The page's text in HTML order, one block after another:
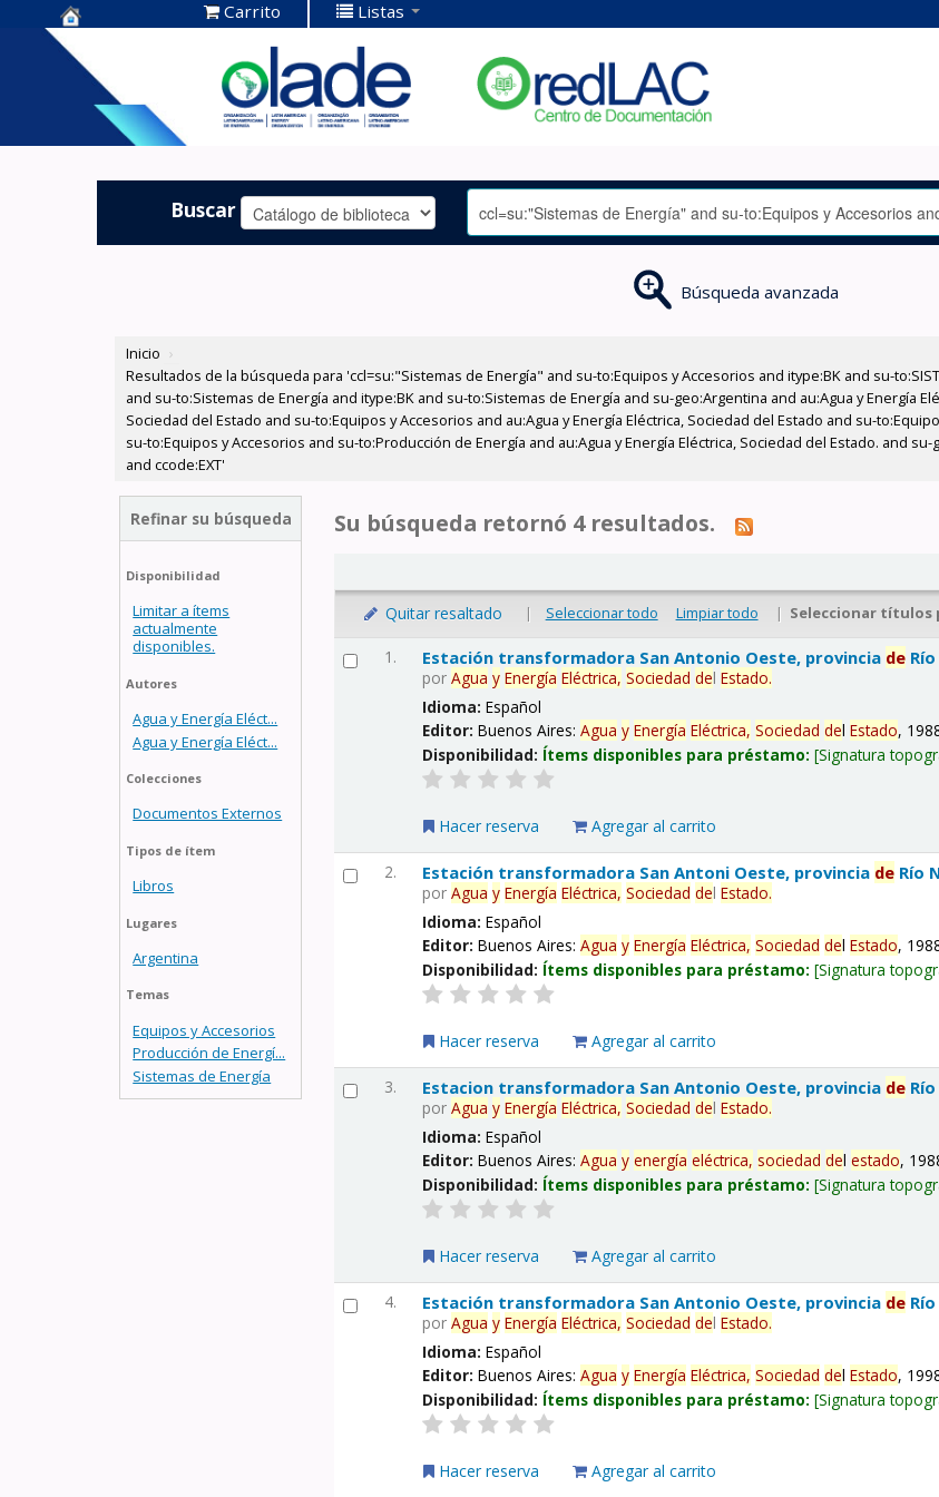
Centro de
Documentación
OLADE -
Carrito Listas
Buscar
Búsqueda avanzada
Inicio ›
Resultados de la búsqueda para 'ccl=su:"Sistemas de Energía" and su-to:Equipos y Accesorios and itype:BK and su-
and su-to:Sistemas de Energía and itype:BK and su-to:Sistemas de Energía and su-geo:Argentina and au:Agua y Energía
Sociedad del Estado and su-to:Equipos y Accesorios and au:Agua y Energía Eléctrica, Sociedad del Estado and su-
su-to:Equipos y Accesorios and su-to:Producción de Energía and au:Agua y Energía Eléctrica, Sociedad del Estado. and
and ccode:EXT'
Refinar su búsqueda
Disponibilidad
Limitar a ítems
actualmente
disponibles.
Autores
Agua y Energía Eléct...
Agua y Energía Eléct...
Colecciones
Documentos Externos
Tipos de ítem
Libros
Lugares
Argentina
Temas
Equipos y Accesorios
Producción de Energí...
Sistemas de Energía
Su búsqueda retornó 4 resultados.
Quitar resaltado | Seleccionar todo Limpiar todo | Seleccionar títulos
1. Estación transformadora San Antonio Oeste, provincia de
porAgua y Energía Eléctrica, Sociedad delEstado.
Idioma:Español
Editor:Buenos Aires:Agua y Energía Eléctrica, Sociedad delEstado,
Disponibilidad: Ítems disponibles para préstamo: Signatura
Hacer reserva Agregar al carrito
2. Estación transformadora San Antoni Oeste, provincia de Río
porAgua y Energía Eléctrica, Sociedad delEstado.
Idioma:Español
Editor:Buenos Aires:Agua y Energía Eléctrica, Sociedad delEstado,
Disponibilidad: Ítems disponibles para préstamo: Signatura
Hacer reserva Agregar al carrito
3. Estacion transformadora San Antonio Oeste, provincia de
porAgua y Energía Eléctrica, Sociedad delEstado.
Idioma:Español
Editor:Buenos Aires:Agua y energía eléctrica, sociedad delestado,
Disponibilidad: Ítems disponibles para préstamo: Signatura
Hacer reserva Agregar al carrito
4. Estación transformadora San Antonio Oeste, provincia de
porAgua y Energía Eléctrica, Sociedad delEstado.
Idioma:Español
Editor:Buenos Aires:Agua y Energía Eléctrica, Sociedad delEstado,
Disponibilidad: Ítems disponibles para préstamo: Signatura
Hacer reserva Agregar al carrito